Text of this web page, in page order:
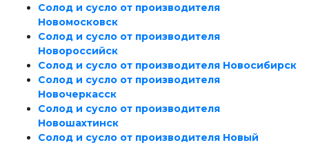
Солод и сусло от производителя
Новомосковск
Солод и сусло от производителя
Новороссийск
Солод и сусло от производителя Новосибирск
Солод и сусло от производителя
Новочеркасск
Солод и сусло от производителя
Новошахтинск
Солод и сусло от производителя Новый